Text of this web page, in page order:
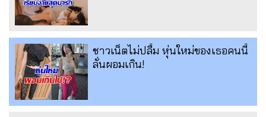
ชาวเน็ตไม่ปลื้ม หุ่นใหม่ของเธอคนนี้
ลั่นผอมเกิน!